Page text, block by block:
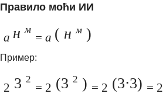
Правило моћи ИИ
а нм
= а ( нм )
Пример:
2 3 2
= 2 (3 2 ) = 2 (3⋅3) = 2